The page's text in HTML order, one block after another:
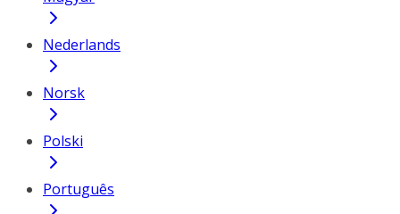
Nederlands
Norsk
Polski
Português